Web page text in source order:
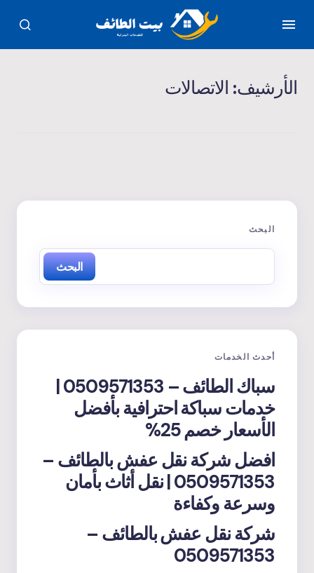
الأرشيف: الاتصالات
البحث
البحث
أحدث الخدمات
سباك الطائف – 0509571353 |
خدمات سباكة احترافية بأفضل
الأسعار خصم 25%
افضل شركة نقل عفش بالطائف –
0509571353 | نقل أثاث بأمان
وسرعة وكفاءة
شركة نقل عفش بالطائف –
0509571353